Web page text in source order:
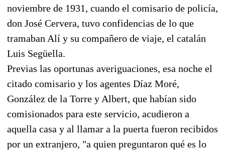
noviembre de 1931, cuando el comisario de policía,
don José Cervera, tuvo confidencias de lo que
tramaban Alí y su compañero de viaje, el catalán
Luis Següella.
Previas las oportunas averiguaciones, esa noche el
citado comisario y los agentes Díaz Moré,
González de la Torre y Albert, que habían sido
comisionados para este servicio, acudieron a
aquella casa y al llamar a la puerta fueron recibidos
por un extranjero, "a quien preguntaron qué es lo